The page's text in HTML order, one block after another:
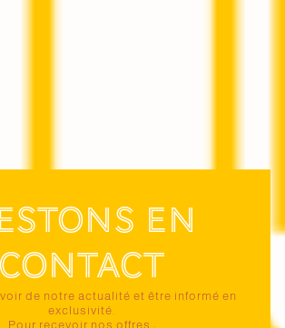
en
contact
de notre actualité et être informé en
exclusivité.
Pour recevoir nos offres :